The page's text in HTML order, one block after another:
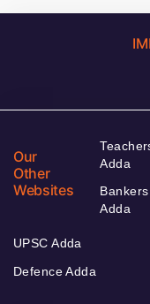
Our
Other
Websites
Adda
Bankers
Adda
UPSC Adda
Defence Adda